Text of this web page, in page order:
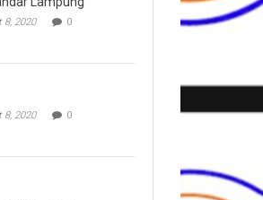
8, 2020 0
8, 2020 0